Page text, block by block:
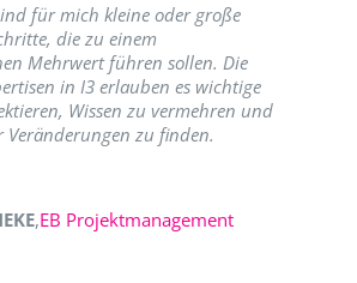
für mich kleine oder große
die zu einem
Mehrwert führen sollen. Die
in I3 erlauben es wichtige
Wissen zu vermehren und
Veränderungen zu finden.
,EB Projektmanagement